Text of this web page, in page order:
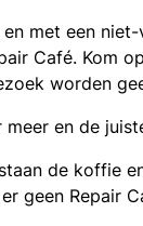
met een
Café. Kom
worden
en de
de koffie
geen Repair